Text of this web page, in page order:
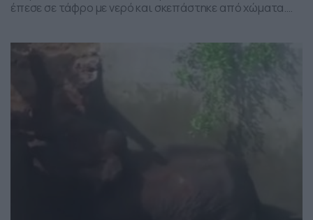
έπεσε σε τάφρο με νερό και σκεπάστηκε από χώματα.
ανοίγοντας τρύπα για να μπορεί να αναπνέει. Τελικά, τη
λύση έδωσαν κάτοικοι […]